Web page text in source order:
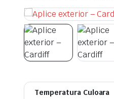
Temperatura Culoara